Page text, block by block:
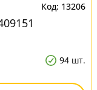
13206
94 шт.